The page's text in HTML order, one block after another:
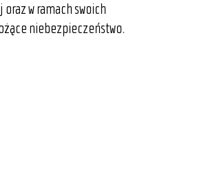
w ramach swoich
niebezpieczeństwo.